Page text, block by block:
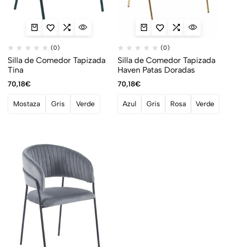
(0)
Silla de Comedor Tapizada
Tina
70,18€
Mostaza Gris Verde
(0)
Silla de Comedor Tapizada
Haven Patas Doradas
70,18€
Azul Gris Rosa Verde